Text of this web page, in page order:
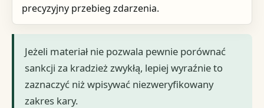
precyzyjny przebieg zdarzenia.
Jeżeli materiał nie pozwala pewnie porównać
sankcji za kradzież zwykłą, lepiej wyraźnie to
zaznaczyć niż wpisywać niezweryfikowany
zakres kary.